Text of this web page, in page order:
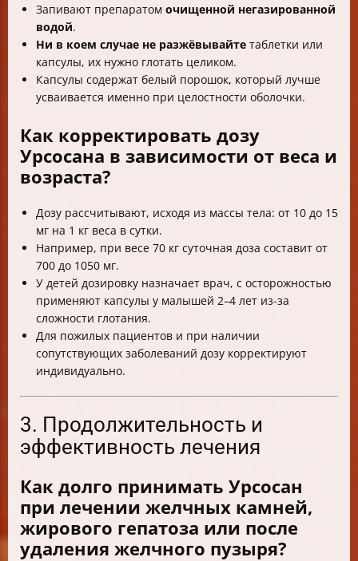
Запивают препаратом очищенной негазированной
водой.
Ни в коем случае не разжёвывайте таблетки или
капсулы, их нужно глотать целиком.
Капсулы содержат белый порошок, который лучше
усваивается именно при целостности оболочки.
Как корректировать дозу
Урсосана в зависимости от веса и
возраста?
Дозу рассчитывают, исходя из массы тела: от 10 до 15
мг на 1 кг веса в сутки.
Например, при весе 70 кг суточная доза составит от
700 до 1050 мг.
У детей дозировку назначает врач, с осторожностью
применяют капсулы у малышей 2–4 лет из-за
сложности глотания.
Для пожилых пациентов и при наличии
сопутствующих заболеваний дозу корректируют
индивидуально.
3. Продолжительность и
эффективность лечения
Как долго принимать Урсосан
при лечении желчных камней,
жирового гепатоза или после
удаления желчного пузыря?